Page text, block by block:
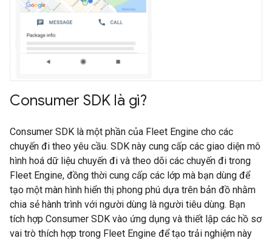
Consumer SDK là gì?
Consumer SDK là một phần của Fleet Engine cho các
chuyến đi theo yêu cầu. SDK này cung cấp các giao diện mô
hình hoá dữ liệu chuyến đi và theo dõi các chuyến đi trong
Fleet Engine, đồng thời cung cấp các lớp mà bạn dùng để
tạo một màn hình hiển thị phong phú dựa trên bản đồ nhằm
chia sẻ hành trình với người dùng là người tiêu dùng. Bạn
tích hợp Consumer SDK vào ứng dụng và thiết lập các hồ sơ
vai trò thích hợp trong Fleet Engine để tạo trải nghiệm này